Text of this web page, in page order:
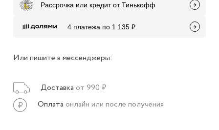
Рассрочка или кредит от Тинькофф
4 платежа по 1 135 ₽
Или пишите в мессенджеры:
Доставка от 990 ₽
Оплата онлайн или после получения